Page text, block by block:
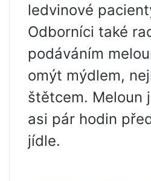
ledvinové
Odborníci také
podáváním
omýt mýdlem,
štětcem. Meloun
asi pár hodin
jídle.